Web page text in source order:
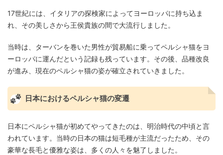
17世紀には、イタリアの探検家によってヨーロッパに持ち込ま
れ、その美しさから王侯貴族の間で大流行しました。
当時は、ターバンを巻いた男性が貿易船に乗ってペルシャ猫をヨ
ーロッパに運んだという記録も残っています。その後、品種改良
が進み、現在のペルシャ猫の姿が確立されていきました。
日本におけるペルシャ猫の変遷
日本にペルシャ猫が初めてやってきたのは、明治時代の中頃と言
われています。当時の日本の猫は短毛種が主流だったため、その
豪華な長毛と優雅な姿は、多くの人々を魅了しました。